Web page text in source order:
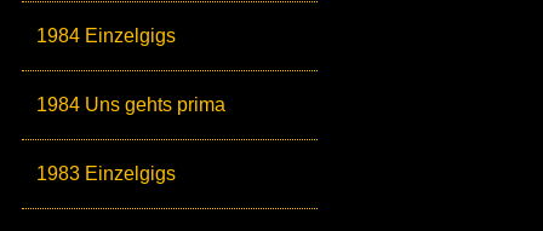
1984 Einzelgigs
1984 Uns gehts prima
1983 Einzelgigs